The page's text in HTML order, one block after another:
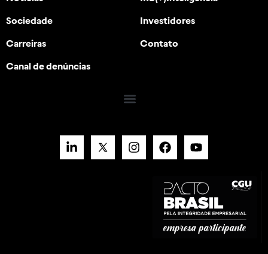
Sociedade Investidores
Carreiras Contato
Canal de denúncias